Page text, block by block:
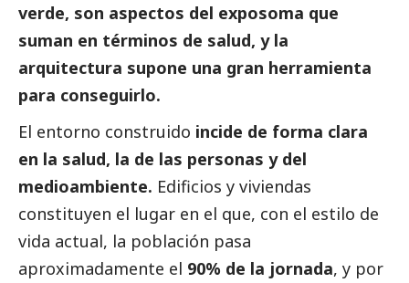
verde, son aspectos del exposoma que
suman en términos de salud, y la
arquitectura supone una gran herramienta
para conseguirlo.
El entorno construido incide de forma clara
en la salud, la de las personas y del
medioambiente. Edificios y viviendas
constituyen el lugar en el que, con el estilo de
vida actual, la población pasa
aproximadamente el 90% de la jornada, y por